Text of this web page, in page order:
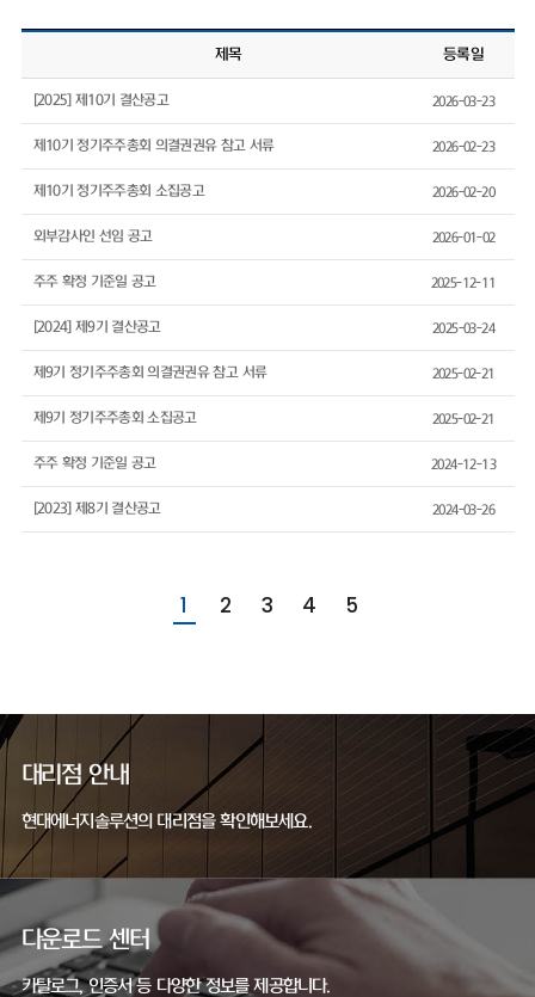
제목 등록일
[2025] 제10기 결산공고 2026-03-23
제10기 정기주주총회 의결권권유 참고 서류 2026-02-23
제10기 정기주주총회 소집공고 2026-02-20
외부감사인 선임 공고 2026-01-02
주주 확정 기준일 공고 2025-12-11
[2024] 제9기 결산공고 2025-03-24
제9기 정기주주총회 의결권권유 참고 서류 2025-02-21
제9기 정기주주총회 소집공고 2025-02-21
주주 확정 기준일 공고 2024-12-13
[2023] 제8기 결산공고 2024-03-26
1 2 3 4 5
대리점 안내
현대에너지솔루션의 대리점을 확인해보세요.
다운로드 센터
카탈로그, 인증서 등 다양한 정보를 제공합니다.